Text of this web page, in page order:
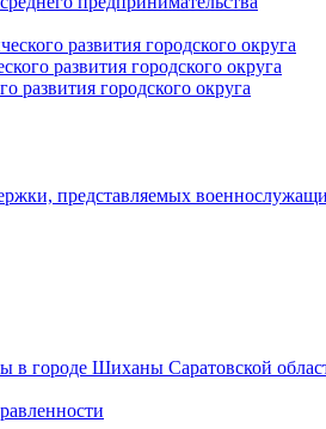
развития городского округа
развития городского округа
развития городского округа
представляемых
в городе Шиханы Саратовской